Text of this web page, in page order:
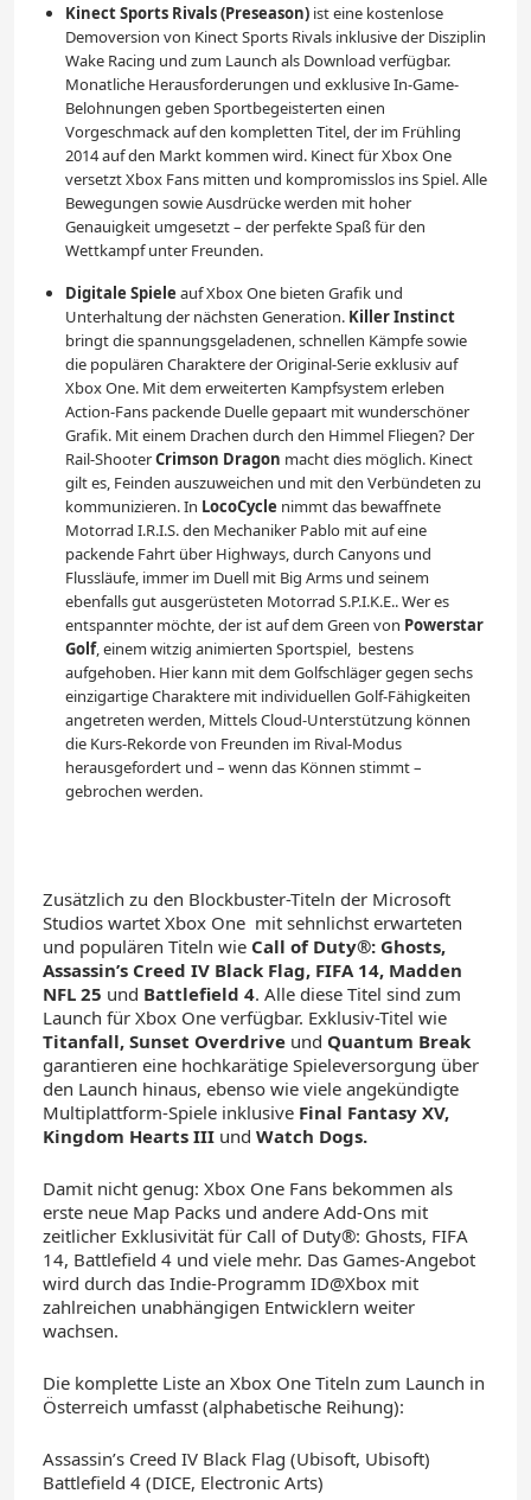
Kinect Sports Rivals (Preseason) ist eine kostenlose
Demoversion von Kinect Sports Rivals inklusive der Disziplin
Wake Racing und zum Launch als Download verfügbar.
Monatliche Herausforderungen und exklusive In-Game-
Belohnungen geben Sportbegeisterten einen
Vorgeschmack auf den kompletten Titel, der im Frühling
2014 auf den Markt kommen wird. Kinect für Xbox One
versetzt Xbox Fans mitten und kompromisslos ins Spiel. Alle
Bewegungen sowie Ausdrücke werden mit hoher
Genauigkeit umgesetzt – der perfekte Spaß für den
Wettkampf unter Freunden.
Digitale Spiele auf Xbox One bieten Grafik und
Unterhaltung der nächsten Generation. Killer Instinct
bringt die spannungsgeladenen, schnellen Kämpfe sowie
die populären Charaktere der Original-Serie exklusiv auf
Xbox One. Mit dem erweiterten Kampfsystem erleben
Action-Fans packende Duelle gepaart mit wunderschöner
Grafik. Mit einem Drachen durch den Himmel Fliegen? Der
Rail-ShooterCrimson Dragon macht dies möglich. Kinect
gilt es, Feinden auszuweichen und mit den Verbündeten zu
kommunizieren. In LocoCycle nimmt das bewaffnete
Motorrad I.R.I.S. den Mechaniker Pablo mit auf eine
packende Fahrt über Highways, durch Canyons und
Flussläufe, immer im Duell mit Big Arms und seinem
ebenfalls gut ausgerüsteten Motorrad S.P.I.K.E.. Wer es
entspannter möchte, der ist auf dem Green von Powerstar
Golf, einem witzig animierten Sportspiel, bestens
aufgehoben. Hier kann mit dem Golfschläger gegen sechs
einzigartige Charaktere mit individuellen Golf-Fähigkeiten
angetreten werden, Mittels Cloud-Unterstützung können
die Kurs-Rekorde von Freunden im Rival-Modus
herausgefordert und – wenn das Können stimmt –
gebrochen werden.
Zusätzlich zu den Blockbuster-Titeln der Microsoft
Studios wartet Xbox One mit sehnlichst erwarteten
und populären Titeln wie Call of Duty®: Ghosts,
Assassin’s Creed IV Black Flag, FIFA 14, Madden
NFL 25 und Battlefield 4. Alle diese Titel sind zum
Launch für Xbox One verfügbar. Exklusiv-Titel wie
Titanfall, Sunset Overdrive und Quantum Break
garantieren eine hochkarätige Spieleversorgung über
den Launch hinaus, ebenso wie viele angekündigte
Multiplattform-Spiele inklusive Final Fantasy XV,
Kingdom Hearts III und Watch Dogs.
Damit nicht genug: Xbox One Fans bekommen als
erste neue Map Packs und andere Add-Ons mit
zeitlicher Exklusivität für Call of Duty®: Ghosts, FIFA
14, Battlefield 4 und viele mehr. Das Games-Angebot
wird durch das Indie-Programm ID@Xbox mit
zahlreichen unabhängigen Entwicklern weiter
wachsen.
Die komplette Liste an Xbox One Titeln zum Launch in
Österreich umfasst (alphabetische Reihung):
Assassin’s Creed IV Black Flag (Ubisoft, Ubisoft)
Battlefield 4 (DICE, Electronic Arts)